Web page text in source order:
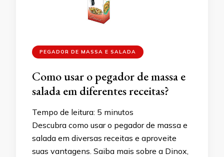
PEGADOR DE MASSA E SALADA
Como usar o pegador de massa e
salada em diferentes receitas?
Tempo de leitura: 5 minutos
Descubra como usar o pegador de massa e
salada em diversas receitas e aproveite
suas vantagens. Saiba mais sobre a Dinox,